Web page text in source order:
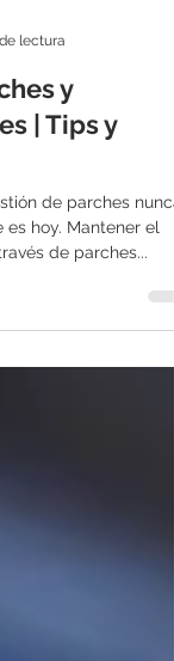
lectura
y
| Tips y
de parches nunca